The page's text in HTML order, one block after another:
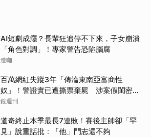
AI短劇成癮？長輩狂追停不下來，子女崩潰
「角色對調」！專家警告恐陷腦腐
造咖
百萬網紅失蹤3年「傳淪東南亞富商性
奴」！警證實已遭撕票棄屍 涉案假閨密近
況曝光
鏡週刊
道奇終止本季最長7連敗！賽後主帥卻「罕
見」說重話批：「他」鬥志還不夠
取消